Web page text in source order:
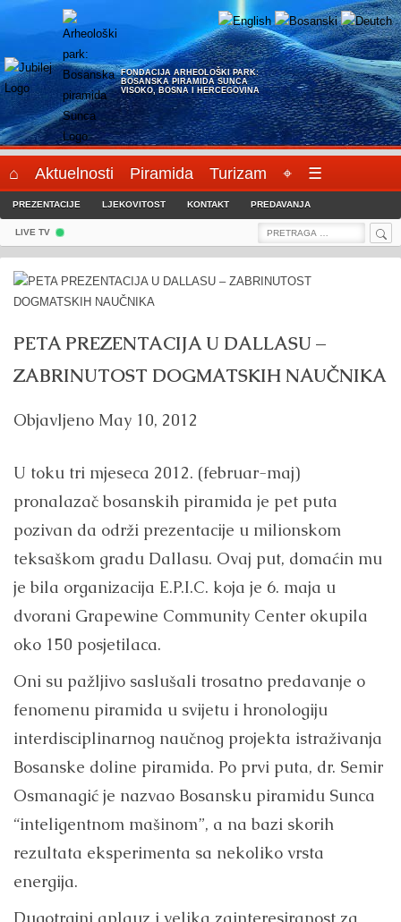
FONDACIJA ARHEOLOŠKI PARK:
BOSANSKA PIRAMIDA SUNCA
VISOKO, BOSNA I HERCEGOVINA
⌂ Aktuelnosti Piramida Turizam ⌖ ☰
PREZENTACIJE LJEKOVITOST KONTAKT PREDAVANJA
LIVE TV
Search
PETA PREZENTACIJA U DALLASU –
ZABRINUTOST DOGMATSKIH NAUČNIKA
Objavljeno May 10, 2012
U toku tri mjeseca 2012. (februar-maj)
pronalazač bosanskih piramida je pet puta
pozivan da održi prezentacije u milionskom
teksaškom gradu Dallasu. Ovaj put, domaćin mu
je bila organizacija E.P.I.C. koja je 6. maja u
dvorani Grapewine Community Center okupila
oko 150 posjetilaca.
Oni su pažljivo saslušali trosatno predavanje o
fenomenu piramida u svijetu i hronologiju
interdisciplinarnog naučnog projekta istraživanja
Bosanske doline piramida. Po prvi puta, dr. Semir
Osmanagić je nazvao Bosansku piramidu Sunca
“inteligentnom mašinom”, a na bazi skorih
rezultata eksperimenta sa nekoliko vrsta
energija.